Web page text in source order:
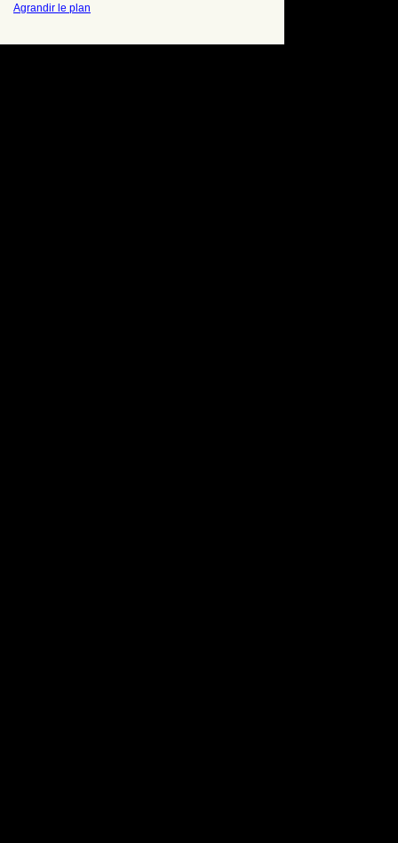
Agrandir le plan